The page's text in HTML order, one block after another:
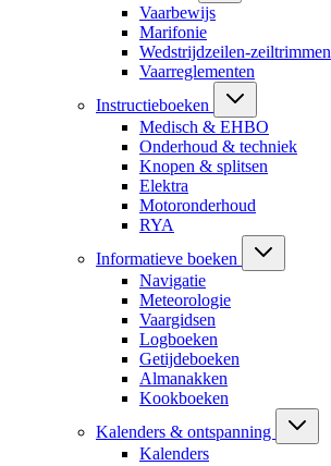
Vaarbewijs
Marifonie
Wedstrijdzeilen-zeiltrimmen
Vaarreglementen
Instructieboeken
Medisch & EHBO
Onderhoud & techniek
Knopen & splitsen
Elektra
Motoronderhoud
RYA
Informatieve boeken
Navigatie
Meteorologie
Vaargidsen
Logboeken
Getijdeboeken
Almanakken
Kookboeken
Kalenders & ontspanning
Kalenders